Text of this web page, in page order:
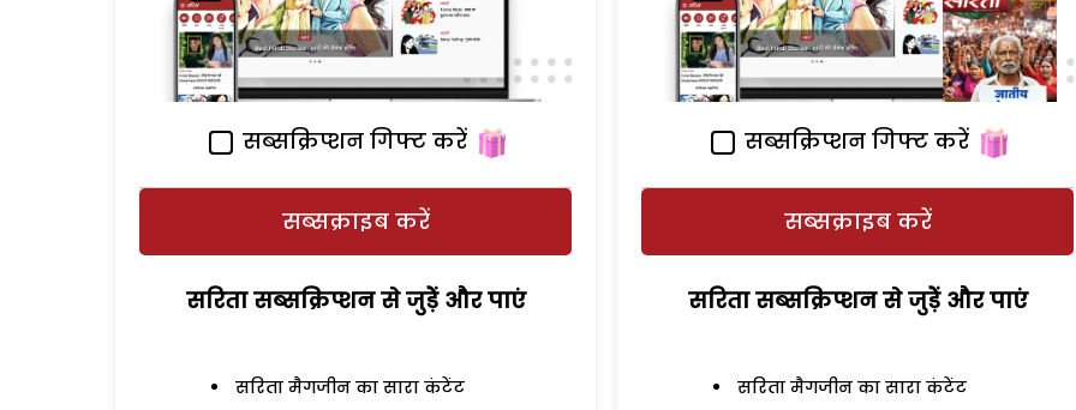
सब्सक्रिप्शन गिफ्ट करें
सब्सक्राइब करें
सरिता सब्सक्रिप्शन से जुड़ेें और पाएं
सरिता मैगजीन का सारा कंटेंट
सब्सक्रिप्शन गिफ्ट करें
सब्सक्राइब करें
सरिता सब्सक्रिप्शन से जुड़ेें और पाएं
सरिता मैगजीन का सारा कंटेंट